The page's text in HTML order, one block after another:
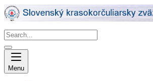
Skip
to
Menu